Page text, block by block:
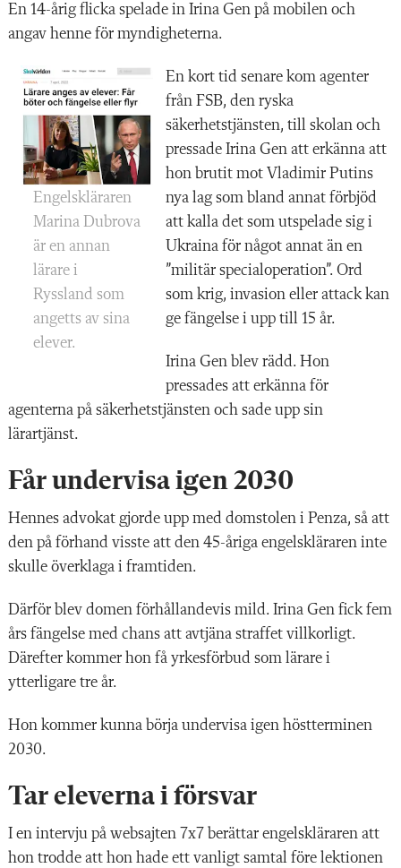
En 14-årig flicka spelade in Irina Gen på mobilen och
angav henne för myndigheterna.
Engelskläraren
Marina Dubrova
är en annan
lärare i
Ryssland som
angetts av sina
elever.
En kort tid senare kom agenter
från FSB, den ryska
säkerhetstjänsten, till skolan och
pressade Irina Gen att erkänna att
hon brutit mot Vladimir Putins
nya lag som bland annat förbjöd
att kalla det som utspelade sig i
Ukraina för något annat än en
”militär specialoperation”. Ord
som krig, invasion eller attack kan
ge fängelse i upp till 15 år.
Irina Gen blev rädd. Hon
pressades att erkänna för
agenterna på säkerhetstjänsten och sade upp sin
lärartjänst.
Får undervisa igen 2030
Hennes advokat gjorde upp med domstolen i Penza, så att
den på förhand visste att den 45-åriga engelskläraren inte
skulle överklaga i framtiden.
Därför blev domen förhållandevis mild. Irina Gen fick fem
års fängelse med chans att avtjäna straffet villkorligt.
Därefter kommer hon få yrkesförbud som lärare i
ytterligare tre år.
Hon kommer kunna börja undervisa igen höstterminen
2030.
Tar eleverna i försvar
I en intervju på websajten 7x7 berättar engelskläraren att
hon trodde att hon hade ett vanligt samtal före lektionen